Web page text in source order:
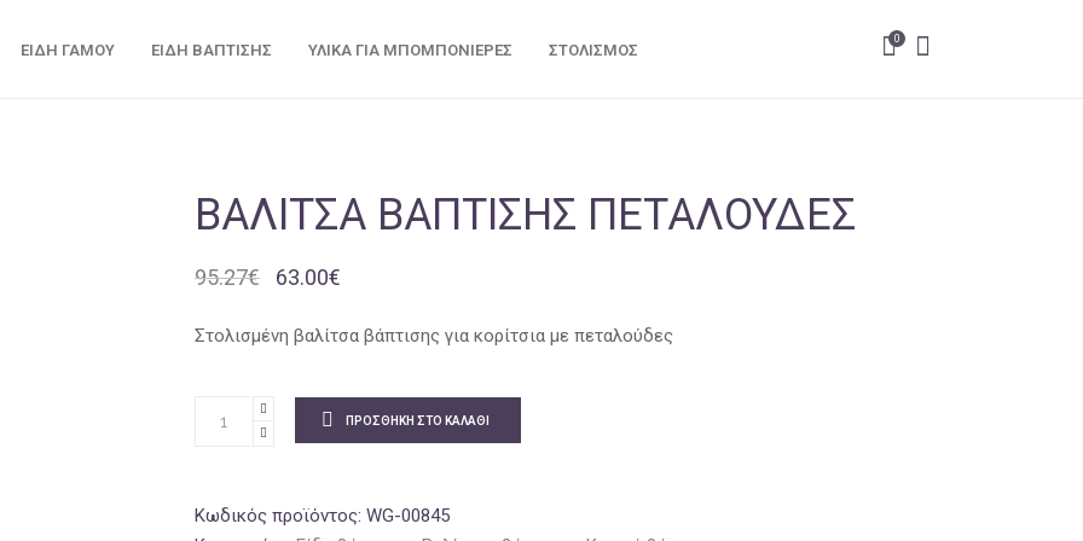
ΕΊΔΗ ΓΆΜΟΥ ΕΊΔΗ ΒΆΠΤΙΣΗΣ ΥΛΙΚΆ ΓΙΑ ΜΠΟΜΠΟΝΙΈΡΕΣ ΣΤΟΛΙΣΜΌΣ
0
ΒΑΛΊΤΣΑ ΒΆΠΤΙΣΗΣ ΠΕΤΑΛΟΎΔΕΣ
95.27€
Original
was:
63.00€
τιμή
63.00€.
Στολισμένη βαλίτσα βάπτισης για κορίτσια με πεταλούδες
ΠΡΟΣΘΉΚΗ ΣΤΟ ΚΑΛΆΘΙ
Κωδικός προϊόντος: WG-00845